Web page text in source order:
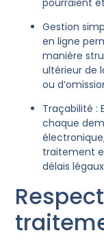
pourraient
Gestion
en ligne
manière
ultérieur de
ou
Traçabilité :
chaque
traitement
délais